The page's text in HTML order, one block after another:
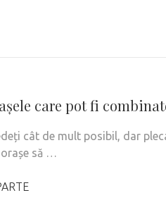
care pot fi
cât de mult posibil, dar
orașe să …